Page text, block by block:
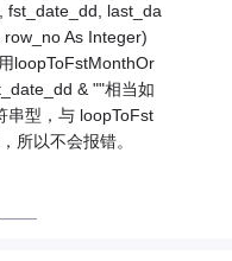
fst_date_dd, last_da
As Integer)
loopToFstMonthOr
& ""相当如
串型，与 loopToFst
所以不会报错。
——